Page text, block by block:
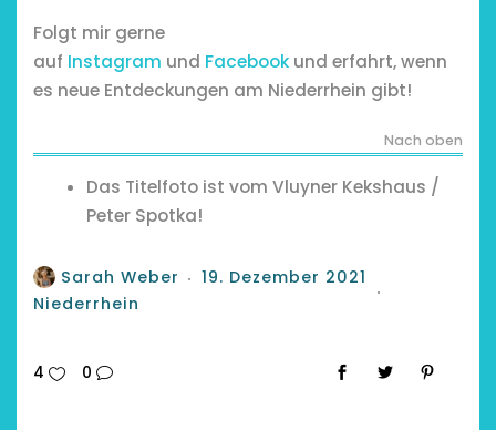
Folgt mir gerne
auf Instagram und Facebook und erfahrt, wenn
es neue Entdeckungen am Niederrhein gibt!
Nach oben
Das Titelfoto ist vom Vluyner Kekshaus /
Peter Spotka!
Sarah Weber
19. Dezember 2021
Niederrhein
4 0